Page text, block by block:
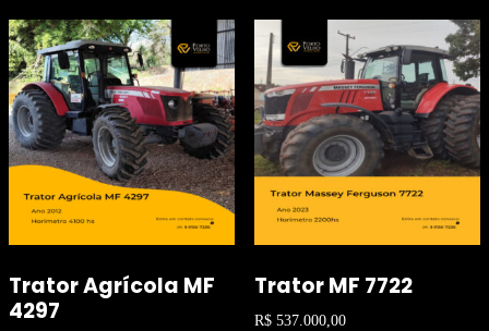
Trator Agrícola MF
4297
Trator MF 7722
R$537.000,00